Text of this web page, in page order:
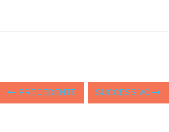
PRECEDENTE SUCCESSIVO